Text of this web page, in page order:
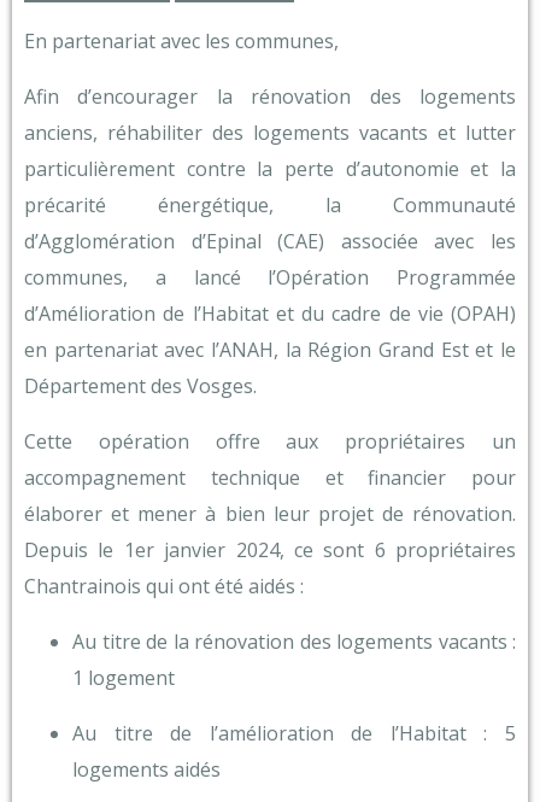
En partenariat avec les communes,
Afin d’encourager la rénovation des logements
anciens, réhabiliter des logements vacants et lutter
particulièrement contre la perte d’autonomie et la
précarité énergétique, la Communauté
d’Agglomération d’Epinal (CAE) associée avec les
communes, a lancé l’Opération Programmée
d’Amélioration de l’Habitat et du cadre de vie (OPAH)
en partenariat avec l’ANAH, la Région Grand Est et le
Département des Vosges.
Cette opération offre aux propriétaires un
accompagnement technique et financier pour
élaborer et mener à bien leur projet de rénovation.
Depuis le 1er janvier 2024, ce sont 6 propriétaires
Chantrainois qui ont été aidés :
Au titre de la rénovation des logements vacants :
1 logement
Au titre de l’amélioration de l’Habitat : 5
logements aidés